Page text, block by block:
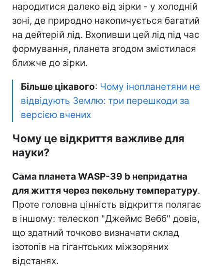
народитися далеко від зірки - у холодній
зоні, де природно накопичується багатий
на дейтерій лід. Вхопивши цей лід під час
формування, планета згодом змістилася
ближче до зірки.
Більше цікавого: Чому інопланетяни не
відвідують Землю: три перешкоди за
версією вчених
Чому це відкриття важливе для
науки?
Сама планета WASP-39 b непридатна
для життя через пекельну температуру.
Проте головна цінність відкриття полягає
в іншому: телескоп "Джеймс Вебб" довів,
що здатний точково визначати склад
ізотопів на гігантських міжзоряних
відстанях.